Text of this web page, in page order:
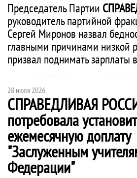
Председатель Партии
руководитель партийной
Сергей Миронов назвал
главными причинами низкой
призвал поднимать зарплаты
28 июля 2026
СПРАВЕДЛИВАЯ
потребовала
ежемесячную доплату
"Заслуженным
Федерации"